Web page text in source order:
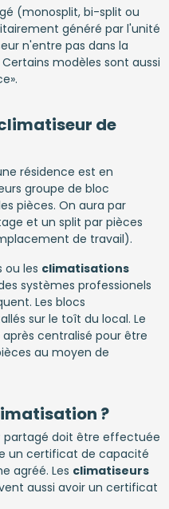
(monosplit, bi-split ou
généré par l'unité
n'entre pas dans la
modèles sont aussi
de
résidence est en
groupe de bloc
pièces. On aura par
et un split par pièces
de travail).
ou les climatisations
systèmes professionels
Les blocs
sur le toît du local. Le
centralisé pour être
au moyen de
?
partagé doit être effectuée
un certificat de capacité
agréé. Les climatiseurs
aussi avoir un certificat